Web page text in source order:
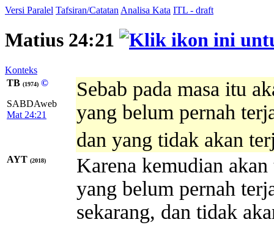
Versi Paralel Tafsiran/Catatan Analisa Kata ITL - draft
Matius 24:21
Konteks
TB (1974) ©
SABDAweb
Mat 24:21
Sebab pada masa itu
yang belum pernah
dan yang tidak akan
AYT (2018)
Karena kemudian
yang belum pernah
sekarang, dan tidak